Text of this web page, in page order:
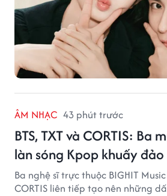
ÂM NHẠC 43 phút trước
BTS, TXT và CORTIS: Ba
làn sóng Kpop khuấy
Ba nghệ sĩ trực thuộc BIGHIT Music
CORTIS liên tiếp tạo nên những